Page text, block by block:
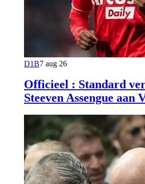
D1B7 aug 26
Officieel : Standard
Steeven Assengue aan